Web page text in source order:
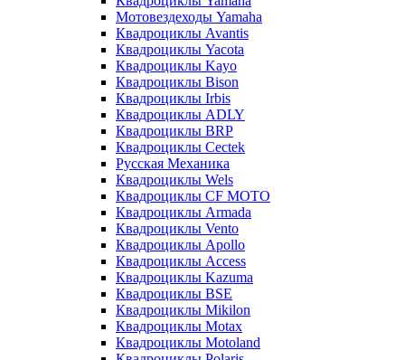
Мотовездеходы Yamaha
Квадроциклы Avantis
Квадроциклы Yacota
Квадроциклы Kayo
Квадроциклы Bison
Квадроциклы Irbis
Квадроциклы ADLY
Квадроциклы BRP
Квадроциклы Cectek
Русская Механика
Квадроциклы Wels
Квадроциклы CF MOTO
Квадроциклы Armada
Квадроциклы Vento
Квадроциклы Apollo
Квадроциклы Access
Квадроциклы Kazuma
Квадроциклы BSE
Квадроциклы Mikilon
Квадроциклы Motax
Квадроциклы Motoland